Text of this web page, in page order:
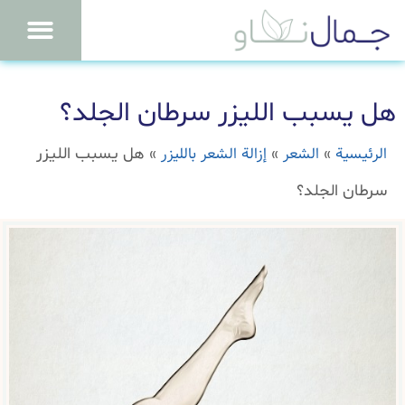
هل يسبب الليزر سرطان الجلد؟
الرئيسية » الشعر » إزالة الشعر بالليزر » هل يسبب الليزر
سرطان الجلد؟